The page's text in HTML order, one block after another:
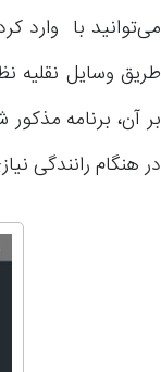
می‌توانید با وارد
طریق وسایل نقلیه
بر آن، برنامه
در هنگام رانندگی